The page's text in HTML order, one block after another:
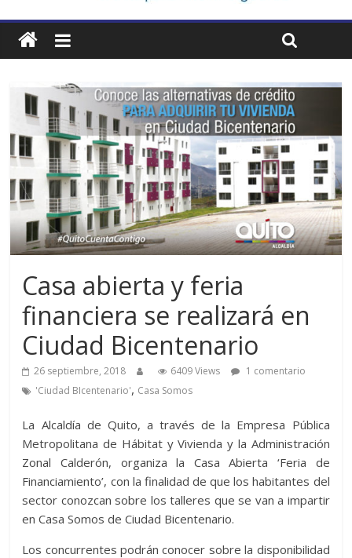
Casa abierta y feria
financiera se realizará en
Ciudad Bicentenario
26 septiembre, 2018 6409 Views
1 comentario
'Ciudad BIcentenario', Casa Somos
La Alcaldía de Quito, a través de la Empresa Pública
Metropolitana de Hábitat y Vivienda y la Administración
Zonal Calderón, organiza la Casa Abierta ‘Feria de
Financiamiento’, con la finalidad de que los habitantes del
sector conozcan sobre los talleres que se van a impartir
en Casa Somos de Ciudad Bicentenario.
Los concurrentes podrán conocer sobre la disponibilidad